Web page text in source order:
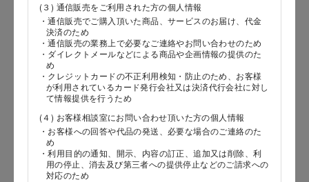
(３) 通信販売をご利用された方の個人情報
・通信販売でご購入頂いた商品、サービスのお届け、代金
決済のため
・通信販売の業務上で必要なご連絡やお問い合わせのため
・ダイレクトメールなどによる商品や企画情報の提供のた
め
・クレジットカードの不正利用検知・防止のため、お客様
が利用されているカード発行会社又は決済代行会社に対し
て情報提供を行うため
(４) お客様相談室にお問い合わせ頂いた方の個人情報
・お客様への回答や代品の発送、必要な場合のご連絡のた
め
・利用目的の通知、開示、内容の訂正、追加又は削除、利
用の停止、消去及び第三者への提供停止などのご請求への
対応のため
電話番号
メールアドレス
郵便番号